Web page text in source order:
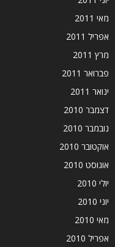
מאי 2011
אפריל 2011
מרץ 2011
פברואר 2011
ינואר 2011
דצמבר 2010
נובמבר 2010
אוקטובר 2010
אוגוסט 2010
יולי 2010
יוני 2010
מאי 2010
אפריל 2010